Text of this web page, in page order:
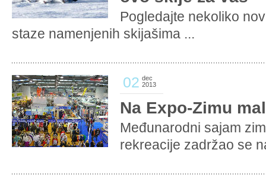
Pogledajte nekoliko
staze namenjenih skijašima ...
02 dec
2013
Na Expo-Zimu
Međunarodni sajam
rekreacije zadržao se